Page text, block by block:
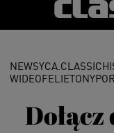
NEWSYCA.CLASSIC
WIDEOFELIETONY